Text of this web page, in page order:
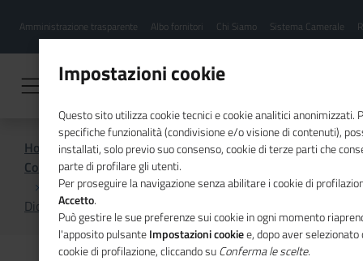
contenuto
Menu
hamburgher
Amministrazione trasparente Albo fornitori Chi Siamo Sistema Camerale
Home
Comunicazione istituzionale per il sistema camerale
Dicono di noi
Impostazioni cookie
Questo sito utilizza cookie tecnici e cookie analitici anonimizzati.
specifiche funzionalità (condivisione e/o visione di contenuti),
installati, solo previo suo consenso, cookie di terze parti che
parte di profilare gli utenti.
Per proseguire la navigazione senza abilitare i cookie di
Accetto.
Può gestire le sue preferenze sui cookie in ogni momento
l'apposito pulsanteImpostazioni cookiee, dopo aver
cookie di profilazione, cliccando suConferma le scelte.